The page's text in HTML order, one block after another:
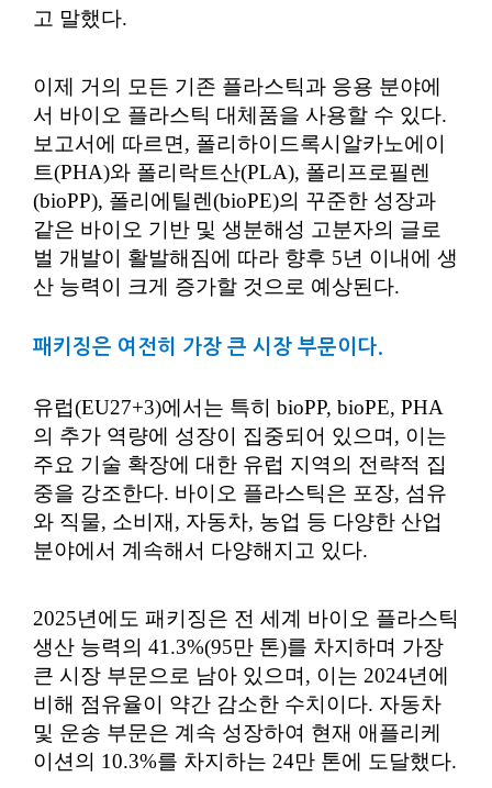
고 말했다.
이제 거의 모든 기존 플라스틱과 응용 분야에
서 바이오 플라스틱 대체품을 사용할 수 있다.
보고서에 따르면, 폴리하이드록시알카노에이
트(PHA)와 폴리락트산(PLA), 폴리프로필렌
(bioPP), 폴리에틸렌(bioPE)의 꾸준한 성장과
같은 바이오 기반 및 생분해성 고분자의 글로
벌 개발이 활발해짐에 따라 향후 5년 이내에 생
산 능력이 크게 증가할 것으로 예상된다.
패키징은 여전히 가장 큰 시장 부문이다.
유럽(EU27+3)에서는 특히 bioPP, bioPE, PHA
의 추가 역량에 성장이 집중되어 있으며, 이는
주요 기술 확장에 대한 유럽 지역의 전략적 집
중을 강조한다. 바이오 플라스틱은 포장, 섬유
와 직물, 소비재, 자동차, 농업 등 다양한 산업
분야에서 계속해서 다양해지고 있다.
2025년에도 패키징은 전 세계 바이오 플라스틱
생산 능력의 41.3%(95만 톤)를 차지하며 가장
큰 시장 부문으로 남아 있으며, 이는 2024년에
비해 점유율이 약간 감소한 수치이다. 자동차
및 운송 부문은 계속 성장하여 현재 애플리케
이션의 10.3%를 차지하는 24만 톤에 도달했다.